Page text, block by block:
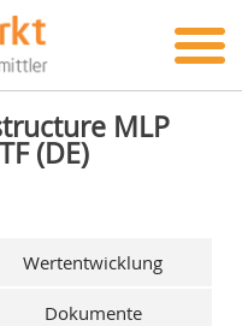
MLP
(DE)
Wertentwicklung
Dokumente